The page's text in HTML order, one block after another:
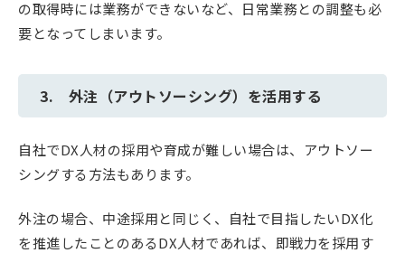
の取得時には業務ができないなど、日常業務との調整も必
要となってしまいます。
3. 外注（アウトソーシング）を活用する
自社でDX人材の採用や育成が難しい場合は、アウトソー
シングする方法もあります。
外注の場合、中途採用と同じく、自社で目指したいDX化
を推進したことのあるDX人材であれば、即戦力を採用す